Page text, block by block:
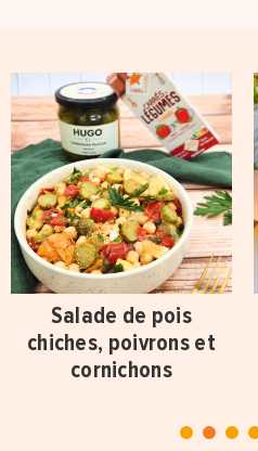
Salade de pois
chiches, poivrons et
cornichons
3 4 5 6